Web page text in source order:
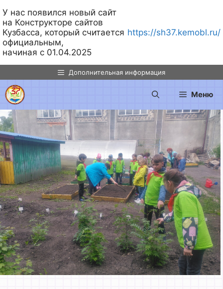
У нас появился новый сайт
на Конструкторе сайтов
Кузбасса, который считается
официальным,
начиная с 01.04.2025
https://sh37.kemobl.ru/
к
содержимому
Дополнительная информация
Меню